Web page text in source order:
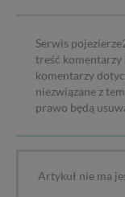
Serwis
treść komentarzy
komentarzy
niezwiązane z
prawo będą
Artykuł nie ma